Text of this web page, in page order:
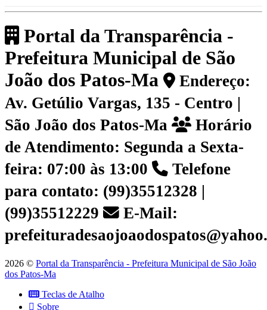
Portal da Transparência -
Prefeitura Municipal de São
João dos Patos-Ma
Endereço:
Av. Getúlio Vargas, 135 - Centro |
São João dos Patos-Ma
Horário
de Atendimento: Segunda a Sexta-
feira: 07:00 às 13:00
Telefone
para contato: (99)35512328 |
(99)35512229
E-Mail:
2026 © Portal da Transparência - Prefeitura Municipal de São João
dos Patos-Ma
Teclas de Atalho
Sobre